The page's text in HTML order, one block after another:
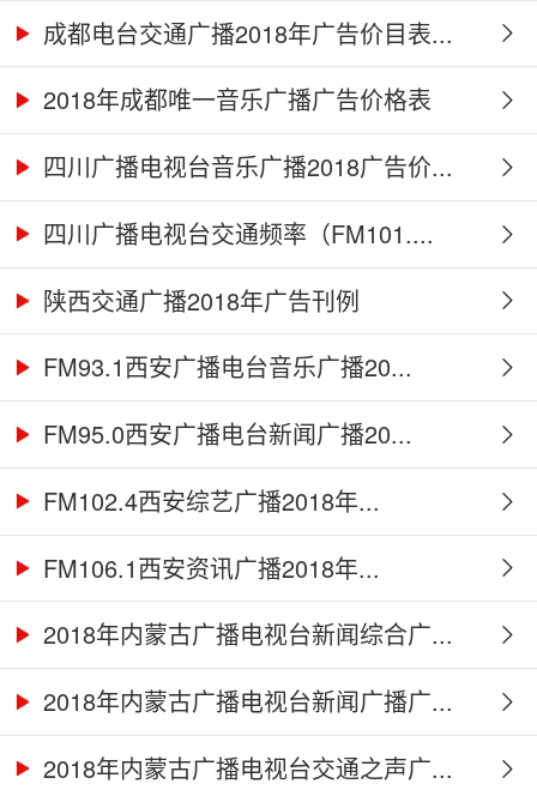
成都电台交通广播2018年广告价目表...
2018年成都唯一音乐广播广告价格表
四川广播电视台音乐广播2018广告价...
四川广播电视台交通频率（FM101....
陕西交通广播2018年广告刊例
FM93.1西安广播电台音乐广播20...
FM95.0西安广播电台新闻广播20...
FM102.4西安综艺广播2018年...
FM106.1西安资讯广播2018年...
2018年内蒙古广播电视台新闻综合广...
2018年内蒙古广播电视台新闻广播广...
2018年内蒙古广播电视台交通之声广...